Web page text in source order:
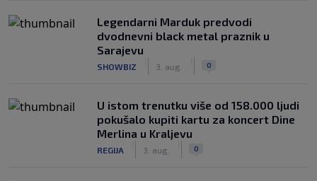
Legendarni Marduk predvodi
dvodnevni black metal praznik u
Sarajevu
SHOWBIZ 3. aug. 0
U istom trenutku više od 158.000 ljudi
pokušalo kupiti kartu za koncert Dine
Merlina u Kraljevu
REGIJA 3. aug. 0